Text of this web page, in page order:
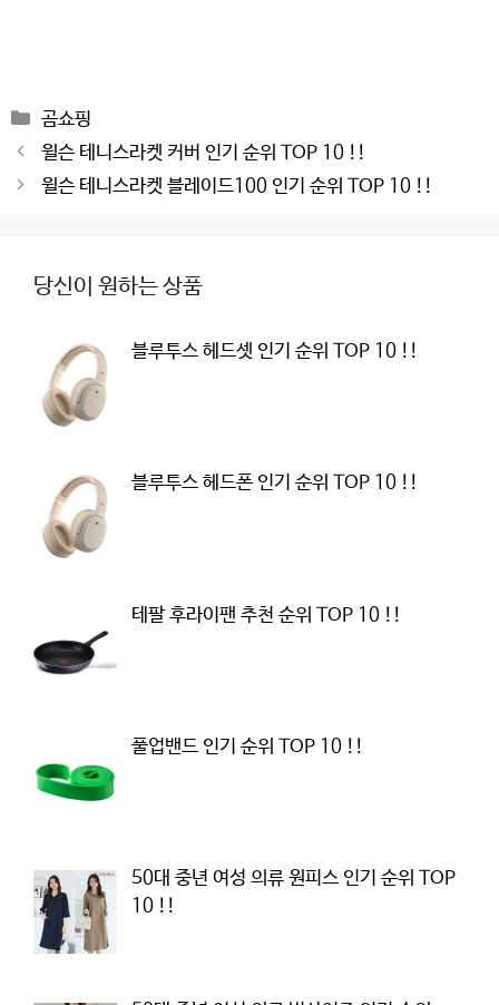
Categories
곰쇼핑
Post
navigation
윌슨 테니스라켓 커버 인기 순위 TOP 10 !!
윌슨 테니스라켓 블레이드100 인기 순위 TOP 10 !!
당신이 원하는 상품
블루투스 헤드셋 인기 순위 TOP 10 !!
블루투스 헤드폰 인기 순위 TOP 10 !!
테팔 후라이팬 추천 순위 TOP 10 !!
풀업밴드 인기 순위 TOP 10 !!
50대 중년 여성 의류 원피스 인기 순위 TOP
10 !!